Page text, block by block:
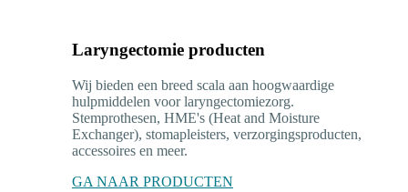
Laryngectomie producten
Wij bieden een breed scala aan hoogwaardige
hulpmiddelen voor laryngectomiezorg.
Stemprothesen, HME's (Heat and Moisture
Exchanger), stomapleisters, verzorgingsproducten,
accessoires en meer.
GA NAAR PRODUCTEN